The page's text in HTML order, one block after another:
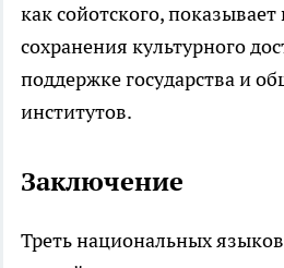
как сойотского,
сохранения культурного
поддержке государства и
институтов.
Заключение
Треть национальных